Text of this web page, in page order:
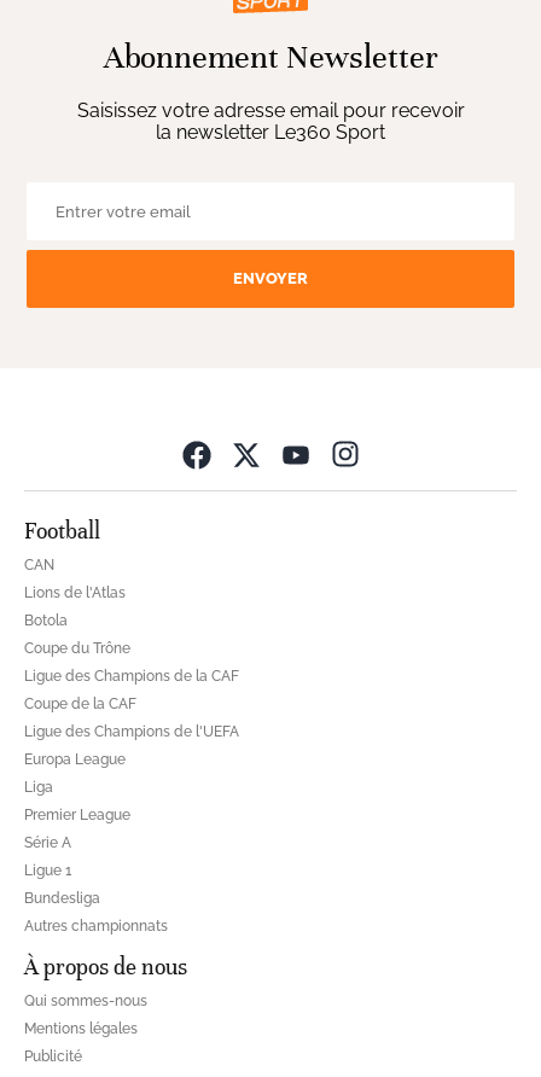
Abonnement Newsletter
Saisissez votre adresse email pour recevoir
la newsletter Le360 Sport
ENVOYER
Football
CAN
Lions de l'Atlas
Botola
Coupe du Trône
Ligue des Champions de la CAF
Coupe de la CAF
Ligue des Champions de l'UEFA
Europa League
Liga
Premier League
Série A
Ligue 1
Bundesliga
Autres championnats
À propos de nous
Qui sommes-nous
Mentions légales
Publicité